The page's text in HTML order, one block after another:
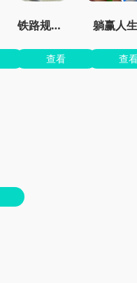
铁路规划新星
查看
躺赢人生
查